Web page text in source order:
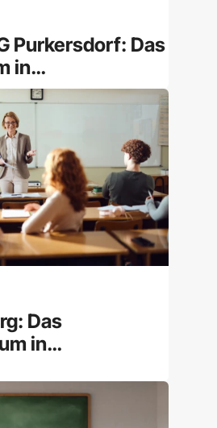
Purkersdorf: Das
in
im
Das
in